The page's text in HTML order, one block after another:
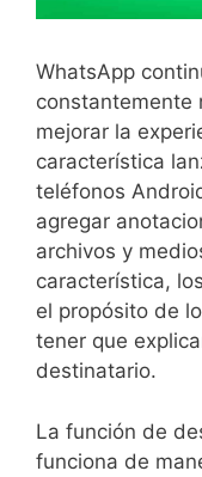
WhatsApp
constantemente
mejorar la
característica
teléfonos
agregar
archivos y
característica,
el propósito de
tener que
destinatario.
La función de
funciona de